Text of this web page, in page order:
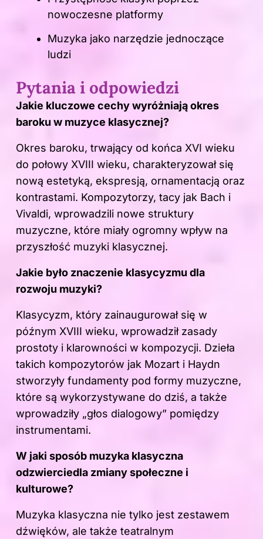
nowoczesne platformy
Muzyka jako narzędzie jednoczące
ludzi
Pytania i odpowiedzi
Jakie kluczowe cechy wyróżniają okres
baroku w muzyce klasycznej?
Okres baroku, trwający od końca XVI wieku
do połowy XVIII wieku, charakteryzował się
nową estetyką, ekspresją, ornamentacją oraz
kontrastami. Kompozytorzy, tacy jak Bach i
Vivaldi, wprowadzili nowe struktury
muzyczne, które miały ogromny wpływ na
przyszłość muzyki klasycznej.
Jakie było znaczenie klasycyzmu dla
rozwoju muzyki?
Klasycyzm, który zainaugurował się w
późnym XVIII wieku, wprowadził zasady
prostoty i klarowności w kompozycji. Dzieła
takich kompozytorów jak Mozart i Haydn
stworzyły fundamenty pod formy muzyczne,
które są wykorzystywane do dziś, a także
wprowadziły „głos dialogowy” pomiędzy
instrumentami.
W jaki sposób muzyka klasyczna
odzwierciedla zmiany społeczne i
kulturowe?
Muzyka klasyczna nie tylko jest zestawem
dźwięków, ale także teatralnym